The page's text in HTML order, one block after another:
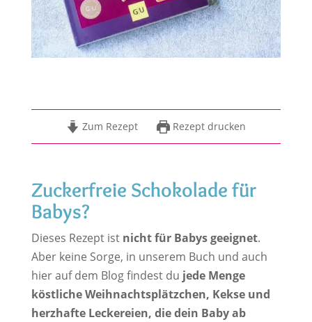
Zum Rezept Rezept drucken
Zuckerfreie Schokolade für
Babys?
Dieses Rezept ist nicht für Babys geeignet.
Aber keine Sorge, in unserem Buch und auch
hier auf dem Blog findest du jede Menge
köstliche Weihnachtsplätzchen, Kekse und
herzhafte Leckereien, die dein Baby ab